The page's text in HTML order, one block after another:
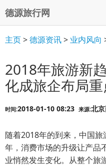
德源旅行网
主页>德源资讯> 业内风向
2018年旅游新
化成旅企布局重
时间:2018-01-10 08:23 来源:北
随着2018年的到来，中国
年，消费市场的升级让产品
业悄然发生变化。从整个旅